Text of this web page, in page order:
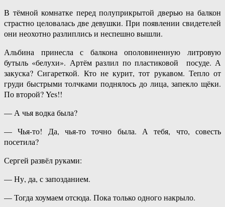
В тёмной комнатке перед полуприкрытой дверью на балкон
страстно целовалась две девушки. При появлении свидетелей
они неохотно разлиплись и неспешно вышли.
Альбина принесла с балкона ополовиненную литровую
бутыль «белухи». Артём разлил по пластиковой посуде. А
закуска? Сигареткой. Кто не курит, тот рукавом. Тепло от
груди быстрыми толчками поднялось до лица, запекло щёки.
По второй? Yes!!
— А чья водка была?
— Чья-то! Да, чья-то точно была. А тебя, что, совесть
посетила?
Сергей развёл руками:
— Ну, да, с запозданием.
— Тогда хоумаем отсюда. Пока только одного накрыло.